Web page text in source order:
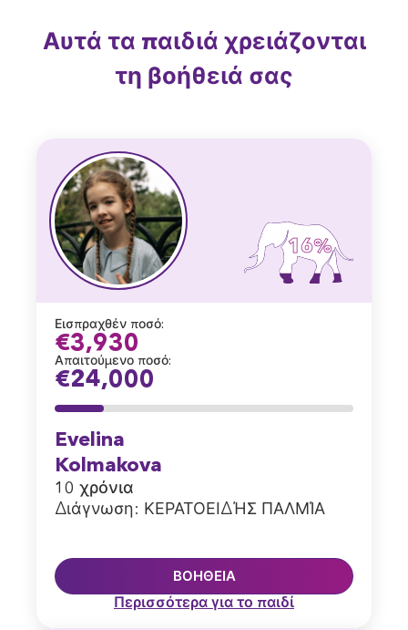
Αυτά τα παιδιά χρειάζονται
τη βοήθειά σας
16%
Εισπραχθέν ποσό:
€3,930
Απαιτούμενο ποσό:
€24,000
Evelina
Kolmakova
10 χρόνια
Διάγνωση: ΚΕΡΑΤΟΕΙΔΉΣ ΠΑΛΜΊΑ
ΒΟΉΘΕΙΑ
Περισσότερα για το παιδί